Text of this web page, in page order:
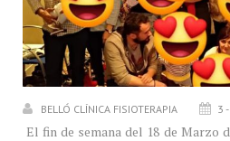
BELLÓ CLÍNICA FISIOTERAPIA 3
El fin de semana del 18 de Marzo